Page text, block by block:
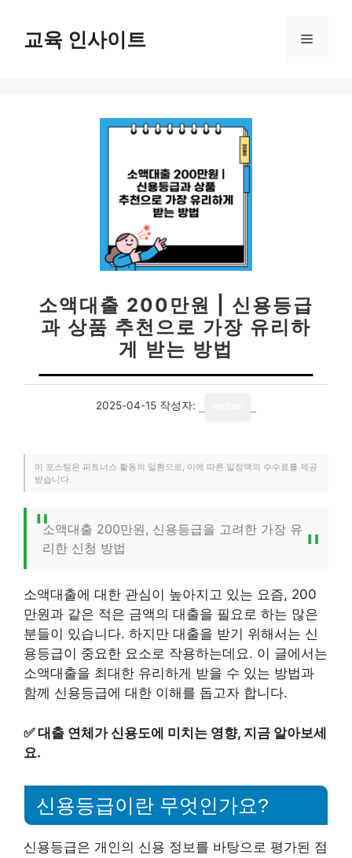
교육 인사이트 메
소액대출 200만원 | 신용등급
과 상품 추천으로 가장 유리하
게 받는 방법
2025-04-15 작성자:
이 포스팅은 파트너스 활동의 일환으로, 이에 따른 일정액의 수수료를 제공
받습니다.
소액대출 200만원, 신용등급을 고려한 가장 유
리한 신청 방법
소액대출에 대한 관심이 높아지고 있는 요즘, 200
만원과 같은 적은 금액의 대출을 필요로 하는 많은
분들이 있습니다. 하지만 대출을 받기 위해서는 신
용등급이 중요한 요소로 작용하는데요. 이 글에서는
소액대출을 최대한 유리하게 받을 수 있는 방법과
함께 신용등급에 대한 이해를 돕고자 합니다.
✅대출 연체가 신용도에 미치는 영향, 지금 알아보세
요.
신용등급이란 무엇인가요?
신용등급은 개인의 신용 정보를 바탕으로 평가된 점